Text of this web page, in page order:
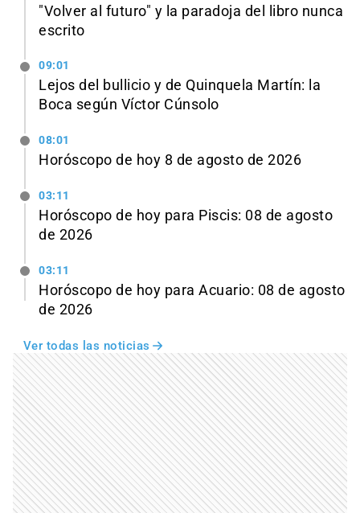
"Volver al futuro" y la paradoja del libro nunca
escrito
09:01
Lejos del bullicio y de Quinquela Martín: la
Boca según Víctor Cúnsolo
08:01
Horóscopo de hoy 8 de agosto de 2026
03:11
Horóscopo de hoy para Piscis: 08 de agosto
de 2026
03:11
Horóscopo de hoy para Acuario: 08 de agosto
de 2026
Ver todas las noticias